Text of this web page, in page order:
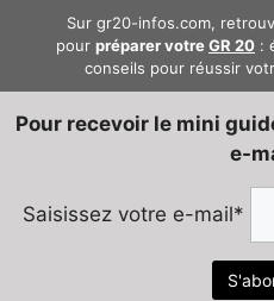
Sur gr20-infos.com,
pour préparer votreGR 20 :
conseils pour réussir
Pour recevoir le mini
e-
Saisissez votre e-mail*